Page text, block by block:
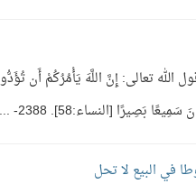
الله تعالى: إِنَّ اللَّهَ يَأْمُرُكُمْ أَن
بَصِيرًا [النساء:58]. 2388- ...
في البيع لا تحل